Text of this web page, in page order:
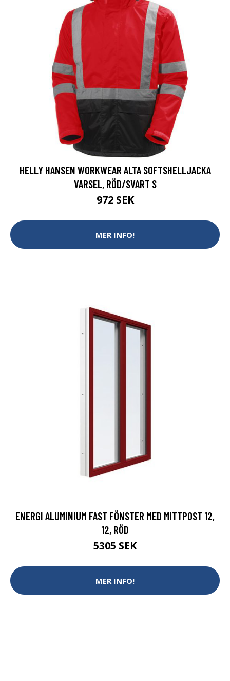
HELLY HANSEN WORKWEAR ALTA SOFTSHELLJACKA
VARSEL, RÖD/SVART S
972 SEK
MER INFO!
ENERGI ALUMINIUM FAST FÖNSTER MED MITTPOST 12,
12, RÖD
5305 SEK
MER INFO!